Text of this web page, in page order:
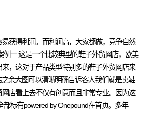
获得利润。而利润高，大家都做，竞争自然
一 这是一个比较典型的鞋子外贸网店，欧美
，这对于产品类型特别多的鞋子外贸网店来
余大图可以清晰明确告诉客人我们就是卖鞋
店看上去不仅有创意而且非常专业。因为这
标有powered by Onepound在首页。多年